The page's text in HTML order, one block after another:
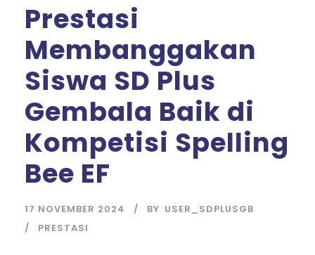
Prestasi
Membanggakan
Siswa SD Plus
Gembala Baik di
Kompetisi Spelling
Bee EF
17 NOVEMBER 2024 BY USER_SDPLUSGB
PRESTASI